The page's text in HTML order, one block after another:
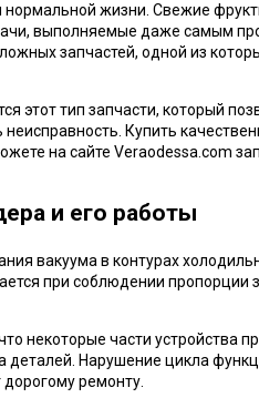
жизни. Свежие
выполняемые даже самым
запчастей, одной из
этот тип запчасти, который
Купить
на сайте Veraodessa.com
и его работы
вакуума в контурах
при соблюдении пропорции
некоторые части устройства
деталей. Нарушение цикла
дорогому ремонту.